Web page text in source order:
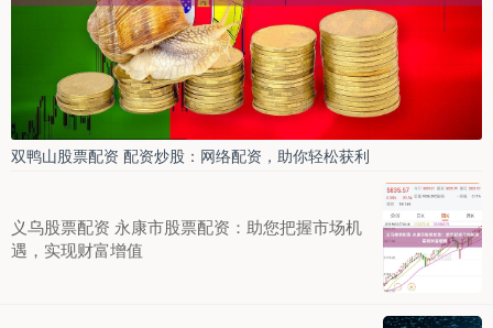
双鸭山股票配资 配资炒股：网络配资，助你轻松获利
义乌股票配资 永康市股票配资：助您把握市场机
遇，实现财富增值